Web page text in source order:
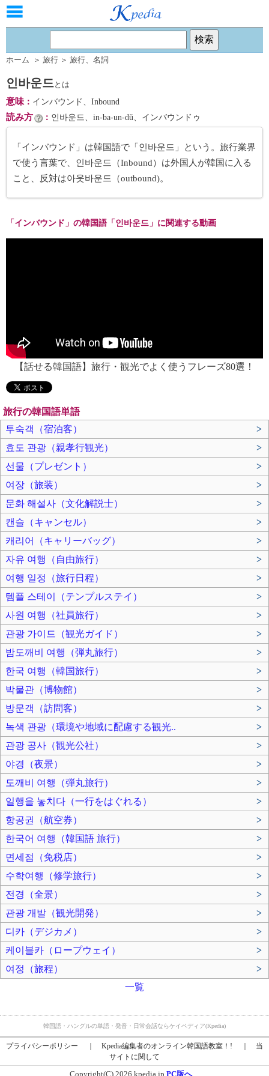
ホーム ＞ 旅行 ＞ 旅行、 名詞
인바운드とは
意味： インバウンド、Inbound
読み方 ： 인바운드、in-ba-un-dŭ、インバウンドゥ
「インバウンド」は韓国語で「인바운드」という。旅行業界
で使う言葉で、인바운드（Inbound）は外国人が韓国に入る
こと、反対は아웃바운드（outbound)。
「インバウンド」の韓国語「인바운드」に関連する動画
【話せる韓国語】旅行・観光でよく使うフレーズ80選！
旅行の韓国語単語
투숙객（宿泊客）
>
효도 관광（親孝行観光）
>
선물（プレゼント）
>
여장（旅装）
>
문화 해설사（文化解説士）
>
캔슬（キャンセル）
>
캐리어（キャリーバッグ）
>
자유 여행（自由旅行）
>
여행 일정（旅行日程）
>
템플 스테이（テンプルステイ）
>
사원 여행（社員旅行）
>
관광 가이드（観光ガイド）
>
밤도깨비 여행（弾丸旅行）
>
한국 여행（韓国旅行）
>
박물관（博物館）
>
방문객（訪問客）
>
녹색 관광（環境や地域に配慮する観光..
>
관광 공사（観光公社）
>
야경（夜景）
>
도깨비 여행（弾丸旅行）
>
일행을 놓치다（一行をはぐれる）
>
항공권（航空券）
>
한국어 여행（韓国語 旅行）
>
면세점（免税店）
>
수학여행（修学旅行）
>
전경（全景）
>
관광 개발（観光開発）
>
디카（デジカメ）
>
케이블카（ロープウェイ）
>
여정（旅程）
>
一覧
韓国語・ハングルの単語・発音・日常会話ならケイペディア(Kpedia)
プライバシーポリシー Kpedia編集者のオンライン韓国語教室！!
当
サイトに関して
Copyright(C) 2026 kpedia.jp PC版へ